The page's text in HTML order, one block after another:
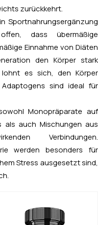
zurückkehrt.
Sportnahrungsergänzung
dass übermäßige
Einnahme von Diäten
den Körper stark
es sich, den Körper
sind ideal für
Monopräparate auf
als auch Mischungen aus
Verbindungen.
werden besonders für
Stress ausgesetzt sind,